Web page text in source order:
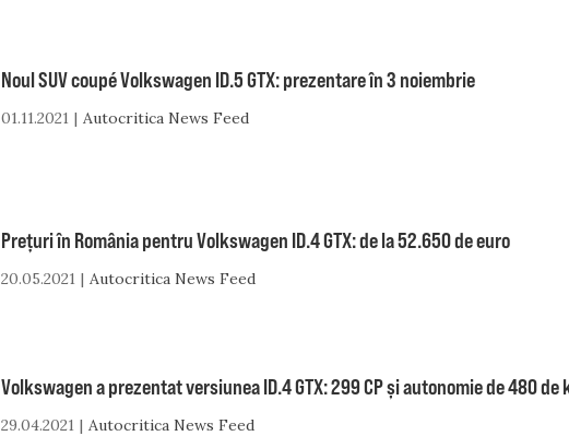
Noul SUV coupé Volkswagen ID.5 GTX: prezentare în 3 noiembrie
01.11.2021 Autocritica News Feed
Prețuri în România pentru Volkswagen ID.4 GTX: de la 52.650 de euro
20.05.2021 Autocritica News Feed
Volkswagen a prezentat versiunea ID.4 GTX: 299 CP și autonomie de 480
29.04.2021 Autocritica News Feed